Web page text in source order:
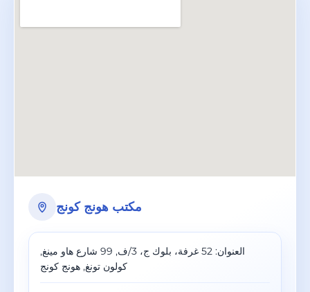
مكتب هونج كونج
العنوان:
52 غرفة، بلوك ج، 3/ف, 99 شارع هاو مينغ,
كولون تونغ, هونج كونج